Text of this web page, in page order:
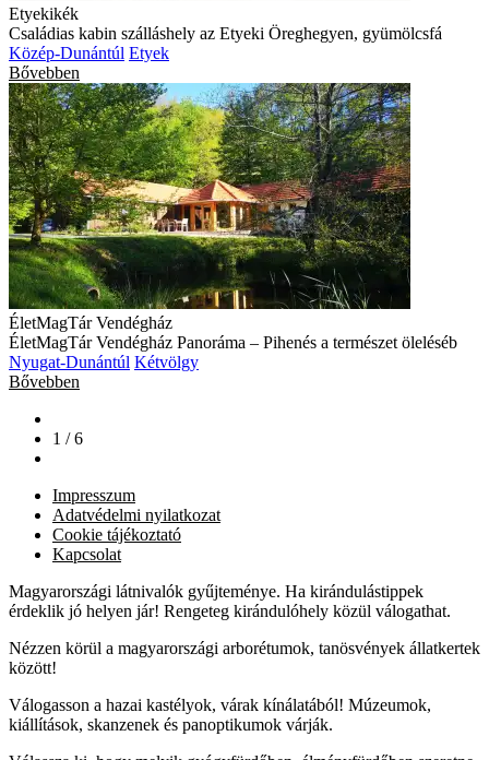
Etyekikék
Családias kabin szálláshely az Etyeki Öreghegyen, gyümölcsfá
Közép-Dunántúl Etyek
Bővebben
ÉletMagTár Vendégház
ÉletMagTár Vendégház Panoráma – Pihenés a természet öleléséb
Nyugat-Dunántúl Kétvölgy
Bővebben
1 / 6
Impresszum
Adatvédelmi nyilatkozat
Cookie tájékoztató
Kapcsolat
Magyarországi látnivalók gyűjteménye. Ha kirándulástippek
érdeklik jó helyen jár! Rengeteg kirándulóhely közül válogathat.
Nézzen körül a magyarországi arborétumok, tanösvények állatkertek
között!
Válogasson a hazai kastélyok, várak kínálatából! Múzeumok,
kiállítások, skanzenek és panoptikumok várják.